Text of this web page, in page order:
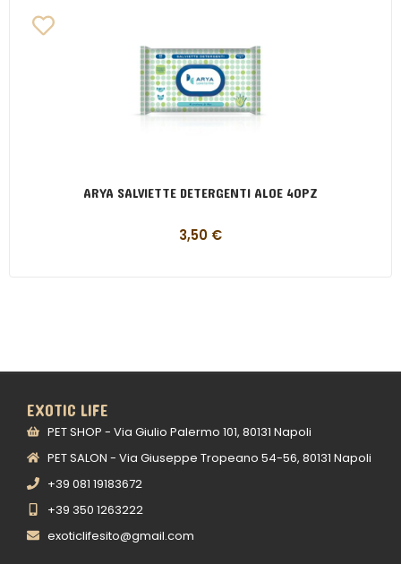
ARYA SALVIETTE DETERGENTI ALOE 40PZ
3,50 €
EXOTIC LIFE
PET SHOP - Via Giulio Palermo 101, 80131 Napoli
PET SALON - Via Giuseppe Tropeano 54-56, 80131 Napoli
+39 081 19183672
+39 350 1263222
exoticlifesito@gmail.com